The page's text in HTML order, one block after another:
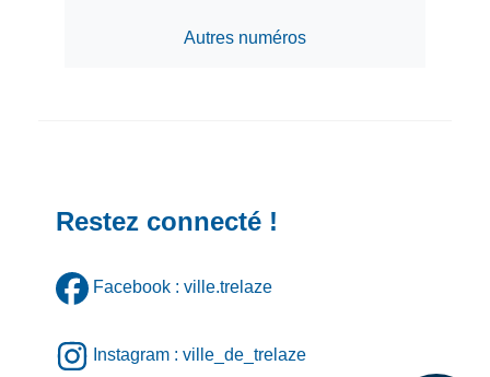
Autres numéros
Restez connecté !
Facebook : ville.trelaze
Instagram : ville_de_trelaze